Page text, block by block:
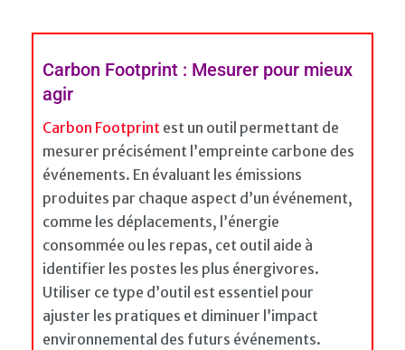
Carbon Footprint : Mesurer pour mieux
agir
Carbon Footprint est un outil permettant de
mesurer précisément l’empreinte carbone des
événements. En évaluant les émissions
produites par chaque aspect d’un événement,
comme les déplacements, l’énergie
consommée ou les repas, cet outil aide à
identifier les postes les plus énergivores.
Utiliser ce type d’outil est essentiel pour
ajuster les pratiques et diminuer l’impact
environnemental des futurs événements.